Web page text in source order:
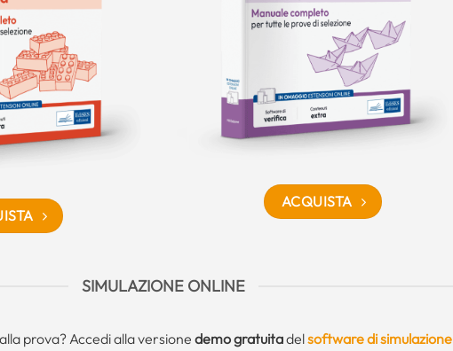
ACQUISTA
SIMULAZIONE ONLINE
prova? Accedi alla versionedemo gratuitadelsoftware di simulazione